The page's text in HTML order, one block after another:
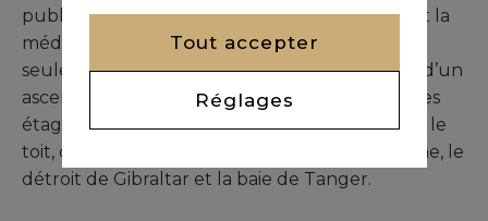
public de Marshan, les cafés emblématiques et la
médina historique se trouvent à quelques pas
seulement. La propriété bénéficie également d’un
ascenseur privé, facilitant la circulation entre les
étages et l’accès à la terrasse panoramique sur le
toit, qui offre une vue imprenable sur l’Espagne, le
détroit de Gibraltar et la baie de Tanger.
Tout accepter
Réglages